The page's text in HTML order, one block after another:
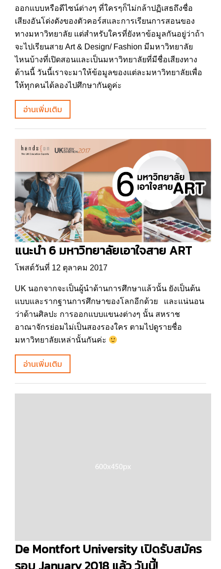
ออกแบบหรือดีไซน์ต่างๆ ที่ใครๆก็ไม่กล้าปฏิเสธถึงชื่อ
เสียงอันโด่งดังของตัวคอร์สและการเรียนการสอนของ
ทางมหาวิทยาลัย แต่สำหรับใครที่ยังหาข้อมูลกันอยู่ว่าถ้า
จะไปเรียนสาย Art & Design/ Fashion มีมหาวิทยาลัย
ไหนบ้างที่เปิดสอนและเป็นมหาวิทยาลัยที่มีชื่อเสียงทาง
ด้านนี้ วันนี้เราจะมาให้ข้อมูลของแต่ละมหาวิทยาลัยเพื่อ
ให้ทุกคนได้ลองไปศึกษากันดูค่ะ
อ่านเพิ่มเติม
แนะนำ 6 มหาวิทยาลัยเอาใจสาย ART
โพสต์วันที่ 12 ตุลาคม 2017
UK นอกจากจะเป็นผู้นำด้านการศึกษาแล้วนั้น ยังเป็นต้น
แบบและรากฐานการศึกษาของโลกอีกด้วย และแน่นอน
ว่าด้านศิลปะ การออกแบบแขนงต่างๆ นั้น สหราช
อาณาจักรย่อมไม่เป็นสองรองใคร ตามไปดูรายชื่อ
มหาวิทยาลัยเหล่านั้นกันค่ะ
อ่านเพิ่มเติม
De Montfort University เปิดรับสมัคร